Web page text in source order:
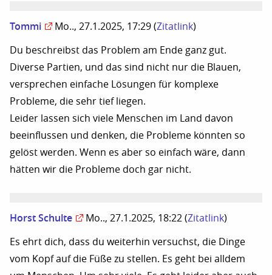
Tommi Mo.., 27.1.2025, 17:29 (Zitatlink)
Du beschreibst das Problem am Ende ganz gut.
Diverse Partien, und das sind nicht nur die Blauen,
versprechen einfache Lösungen für komplexe
Probleme, die sehr tief liegen.
Leider lassen sich viele Menschen im Land davon
beeinflussen und denken, die Probleme könnten so
gelöst werden. Wenn es aber so einfach wäre, dann
hätten wir die Probleme doch gar nicht.
Horst Schulte Mo.., 27.1.2025, 18:22 (Zitatlink)
Es ehrt dich, dass du weiterhin versuchst, die Dinge
vom Kopf auf die Füße zu stellen. Es geht bei alldem